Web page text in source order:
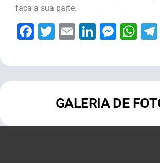
faça a sua parte.
Facebook
Twitter
EmailLinkedIn
GALERIA DE